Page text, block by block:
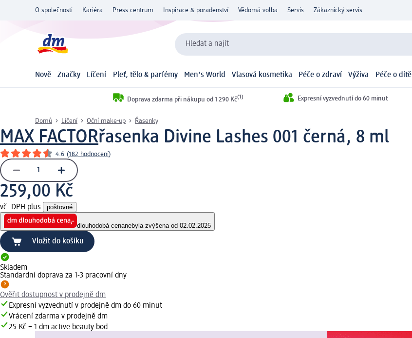
O společnosti Kariéra Press centrum Inspirace & poradenství Vědomá volba Servis Zákaznický servis
Hledat a najít
Nově Značky Líčení Pleť, tělo & parfémy Men's World Vlasová kosmetika Péče o zdraví Výživa Péče o dítě
Doprava zdarma při nákupu od 1 290 Kč(1) Expresní vyzvednutí do 60 minut
Domů Líčení Oční make-up Řasenky
MAX FACTORřasenka Divine Lashes 001 černá, 8 ml
4.6 (182 hodnocení)
259,00 Kč
vč. DPH plus poštovné
dlouhodobá cenanebyla zvýšena od 02.02.2025
Vložit do košíku
Skladem
Standardní doprava za 1-3 pracovní dny
Ověřit dostupnost v prodejně dm
Expresní vyzvednutí v prodejně dm do 60 minut
Vrácení zdarma v prodejně dm
25 Kč = 1 dm active beauty bod